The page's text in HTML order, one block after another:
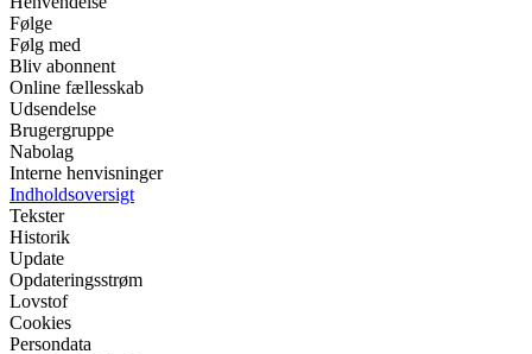
Følge
Følg med
Bliv abonnent
Online fællesskab
Udsendelse
Brugergruppe
Nabolag
Interne henvisninger
Indholdsoversigt
Tekster
Historik
Update
Opdateringsstrøm
Lovstof
Cookies
Persondata